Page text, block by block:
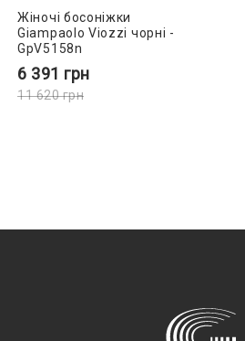
Жіночі босоніжки
Giampaolo Viozzi чорні -
GpV5158n
6 391 грн
11 620грн